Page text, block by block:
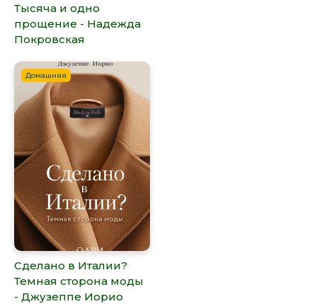
Тысяча и одно
прощение - Надежда
Покровская
Домашняя
Сделано в Италии?
Темная сторона моды
- Джузеппе Иорио